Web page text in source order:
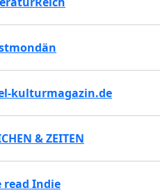
kulturmagazin.de
& ZEITEN
read Indie